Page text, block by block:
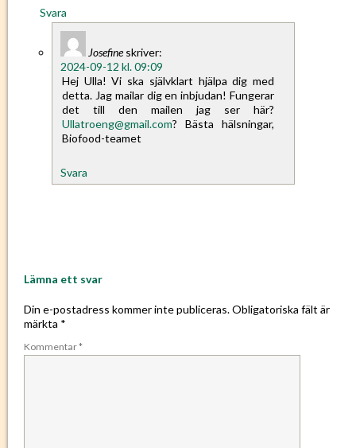
Svara
Josefine skriver:
2024-09-12 kl. 09:09
Hej Ulla! Vi ska självklart hjälpa dig med
detta. Jag mailar dig en inbjudan! Fungerar
det till den mailen jag ser här?
Ullatroeng@gmail.com? Bästa hälsningar,
Biofood-teamet
Svara
Lämna ett svar
Din e-postadress kommer inte publiceras.Obligatoriska fält är
märkta *
Kommentar*